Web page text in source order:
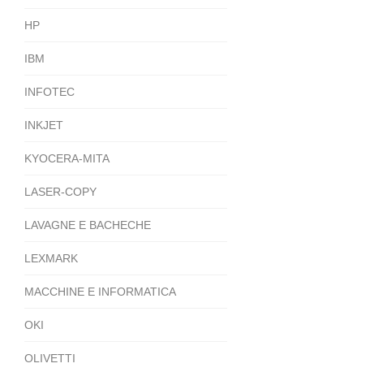
HP
IBM
INFOTEC
INKJET
KYOCERA-MITA
LASER-COPY
LAVAGNE E BACHECHE
LEXMARK
MACCHINE E INFORMATICA
OKI
OLIVETTI